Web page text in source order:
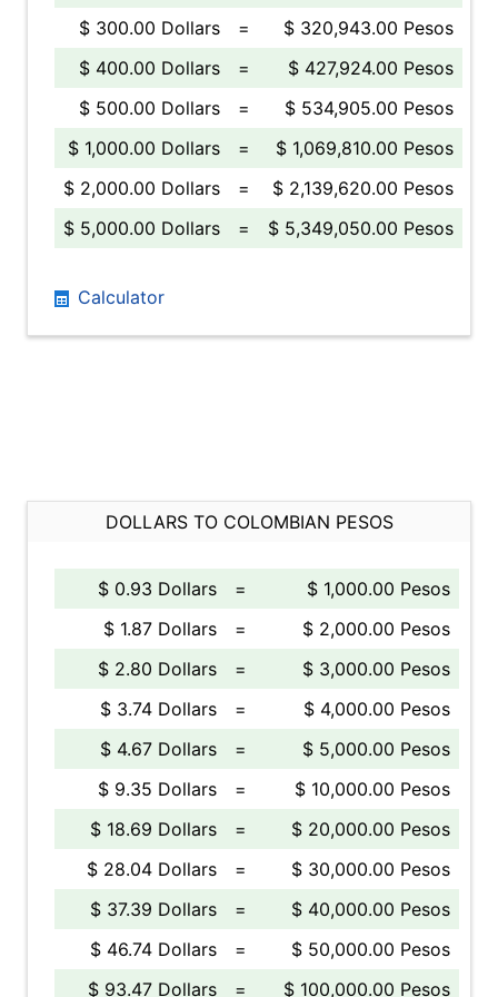
$ 300.00 Dollars
=
$ 320,943.00 Pesos
$ 400.00 Dollars
=
$ 427,924.00 Pesos
$ 500.00 Dollars
=
$ 534,905.00 Pesos
$ 1,000.00 Dollars
=
$ 1,069,810.00 Pesos
$ 2,000.00 Dollars
=
$ 2,139,620.00 Pesos
$ 5,000.00 Dollars
= $ 5,349,050.00 Pesos
Calculator
DOLLARS TO COLOMBIAN PESOS
$ 0.93 Dollars =
$ 1,000.00 Pesos
$ 1.87 Dollars
=
$ 2,000.00 Pesos
$ 2.80 Dollars
=
$ 3,000.00 Pesos
$ 3.74 Dollars
=
$ 4,000.00 Pesos
$ 4.67 Dollars
=
$ 5,000.00 Pesos
$ 9.35 Dollars
=
$ 10,000.00 Pesos
$ 18.69 Dollars
=
$ 20,000.00 Pesos
$ 28.04 Dollars
=
$ 30,000.00 Pesos
$ 37.39 Dollars
=
$ 40,000.00 Pesos
$ 46.74 Dollars
=
$ 50,000.00 Pesos
$ 93.47 Dollars
= $ 100,000.00 Pesos